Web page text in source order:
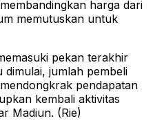
harga dari
memutuskan untuk
pekan terakhir
jumlah pembeli
pendapatan
kembali aktivitas
Madiun. (Rie)